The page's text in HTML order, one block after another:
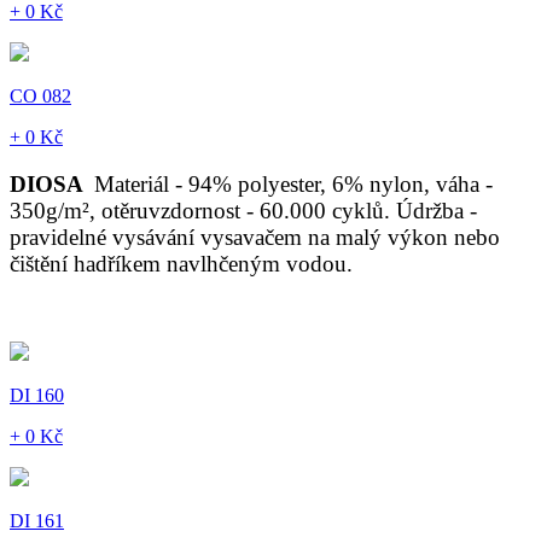
+ 0 Kč
CO 082
+ 0 Kč
DIOSA Materiál - 94% polyester, 6% nylon, váha -
350g/m², otěruvzdornost - 60.000 cyklů. Údržba -
pravidelné vysávání vysavačem na malý výkon nebo
čištění hadříkem navlhčeným vodou.
DI 160
+ 0 Kč
DI 161